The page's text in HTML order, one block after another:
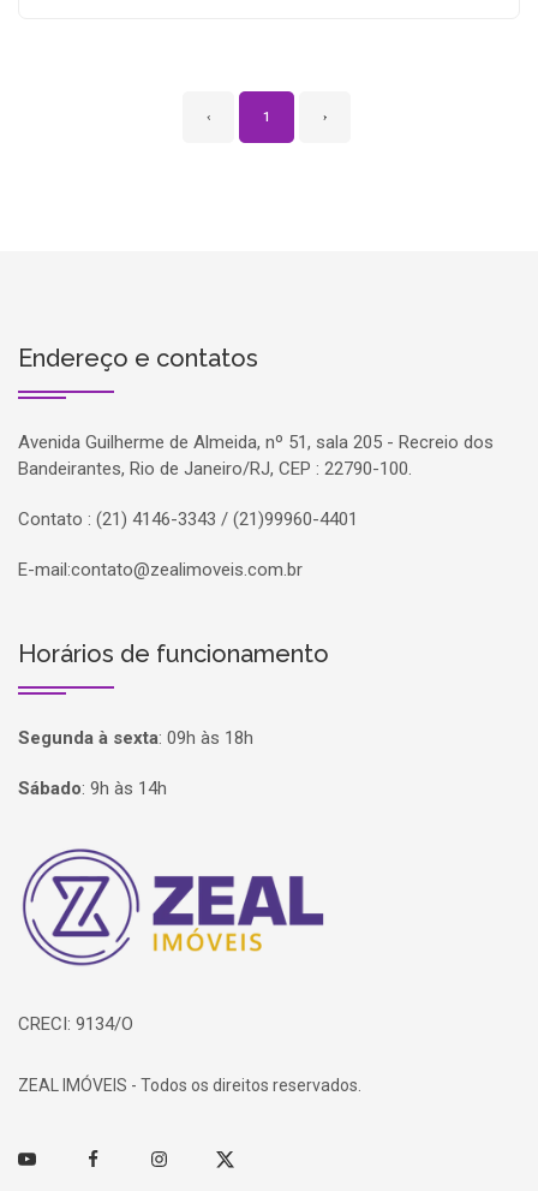
‹ 1 ›
Endereço e contatos
Avenida Guilherme de Almeida, nº 51, sala 205 - Recreio dos
Bandeirantes, Rio de Janeiro/RJ, CEP : 22790-100.
Contato : (21) 4146-3343 / (21)99960-4401
E-mail:contato@zealimoveis.com.br
Horários de funcionamento
Segunda à sexta: 09h às 18h
Sábado: 9h às 14h
Página inicial
CRECI: 9134/O
ZEAL IMÓVEIS - Todos os direitos reservados.
Youtube FacebookInstagramTwitter